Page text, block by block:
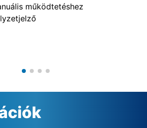
működtetéshez